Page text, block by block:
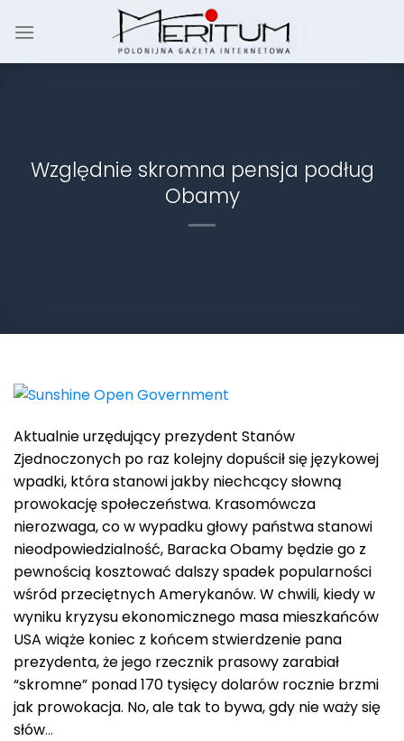
Względnie skromna pensja podług
Obamy
Aktualnie urzędujący prezydent Stanów
Zjednoczonych po raz kolejny dopuścił się językowej
wpadki, która stanowi jakby niechcący słowną
prowokację społeczeństwa. Krasomówcza
nierozwaga, co w wypadku głowy państwa stanowi
nieodpowiedzialność, Baracka Obamy będzie go z
pewnością kosztować dalszy spadek popularności
wśród przeciętnych Amerykanów. W chwili, kiedy w
wyniku kryzysu ekonomicznego masa mieszkańców
USA wiąże koniec z końcem stwierdzenie pana
prezydenta, że jego rzecznik prasowy zarabiał
“skromne” ponad 170 tysięcy dolarów rocznie brzmi
jak prowokacja. No, ale tak to bywa, gdy nie waży się
słów…